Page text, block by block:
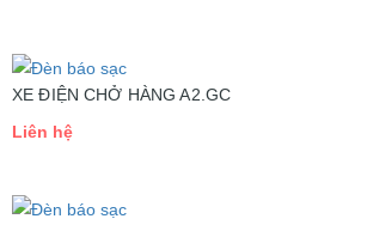
XE ĐIỆN CHỞ HÀNG A2.GC
Liên hệ